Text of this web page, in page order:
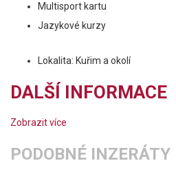
Multisport kartu
Jazykové kurzy
Lokalita: Kuřim a okolí
DALŠÍ INFORMACE
Zobrazit více
PODOBNÉ INZERÁTY